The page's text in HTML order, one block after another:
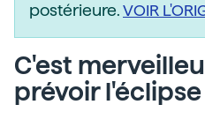
postérieure.VOIR
C'est
prévoir l'éclipse